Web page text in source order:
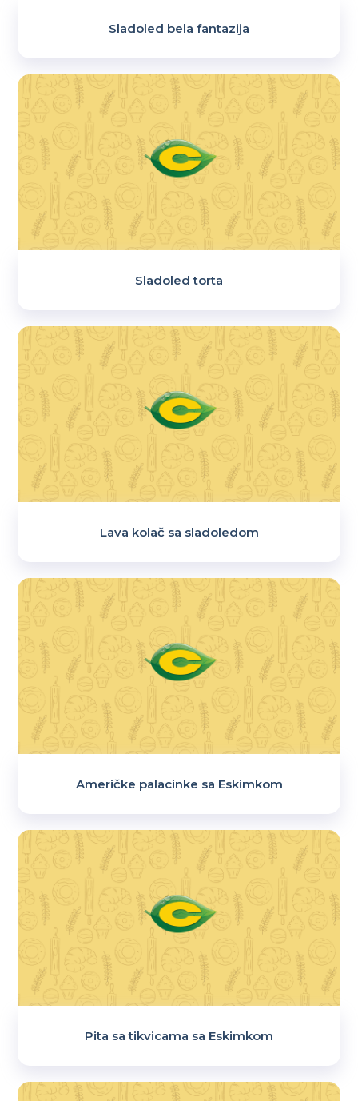
Sladoled bela fantazija
Sladoled torta
Lava kolač sa sladoledom
Američke palacinke sa Eskimkom
Pita sa tikvicama sa Eskimkom